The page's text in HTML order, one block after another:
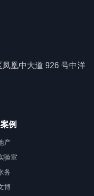
凰中大道 926 号中洋
例
产
验室
务
博